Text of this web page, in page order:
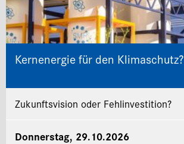
Kernenergie für den Klimaschutz?
Zukunftsvision oder Fehlinvestition?
Donnerstag, 29.10.2026